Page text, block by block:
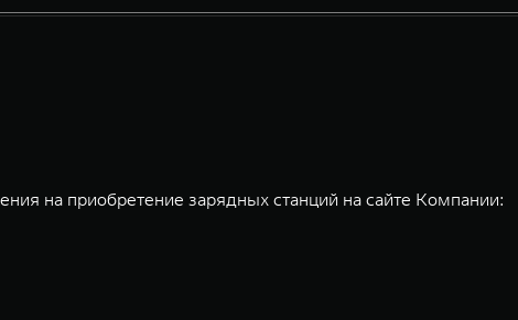
на приобретение зарядных станций на сайте Компании: